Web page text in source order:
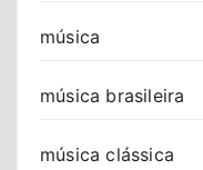
música
música brasileira
música clássica